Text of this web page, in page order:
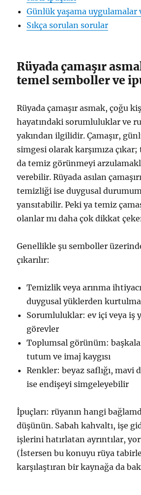
Günlük yaşama uygulamalar
Sıkça sorulan sorular
Rüyada çamaşır
temel semboller ve
Rüyada çamaşır asmak, çoğu
hayatındaki sorumluluklar ve
yakından ilgilidir. Çamaşır,
simgesi olarak karşımıza
da temiz görünmeyi
verebilir. Rüyada asılan
temizliği ise duygusal
yansıtabilir. Peki ya temiz
olanlar mı daha çok dikkat
Genellikle şu semboller
çıkarılır:
Temizlik veya arınma
duygusal yüklerden
Sorumluluklar: ev içi veya iş
görevler
Toplumsal görünüm:
tutum ve imaj kaygısı
Renkler: beyaz saflığı, mavi
ise endişeyi simgeleyebilir
İpuçları: rüyanın hangi
düşünün. Sabah kahvaltı, işe
işlerini hatırlatan ayrıntılar,
(İstersen bu konuyu rüya
karşılaştıran bir kaynağa da